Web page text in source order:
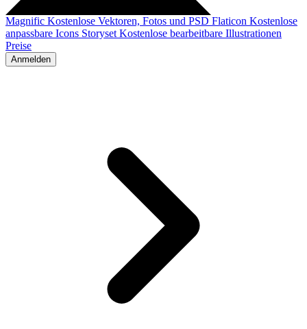
Magnific Kostenlose Vektoren, Fotos und PSD Flaticon Kostenlose
anpassbare Icons Storyset Kostenlose bearbeitbare Illustrationen
Preise
Anmelden